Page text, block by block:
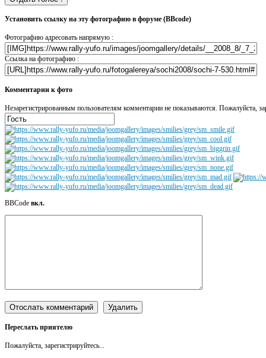
Установить ссылку на эту фотографию в форуме (BBcode)
Фотографию адресовать напрямую :
Ссылка на фотографию :
Комментарии к фото
Незарегистрированным пользователям комментарии не показываются. Пожалуйста,
BBCode вкл.
Переслать приятелю
Пожалуйста, зарегистрируйтесь...